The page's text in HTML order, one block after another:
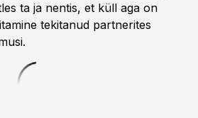
ta ja nentis, et küll aga on
tekitanud partnerites